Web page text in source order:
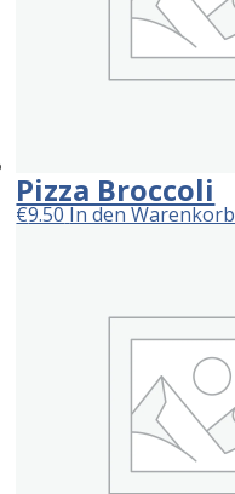
Pizza Broccoli
€9.50In den Warenkorb